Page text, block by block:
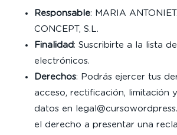
Responsable: MARIA
CONCEPT, S.L.
Finalidad : Suscribirte a la lista
electrónicos.
Derechos: Podrás ejercer tus
acceso, rectificación, limitación
datos en
el derecho a presentar una